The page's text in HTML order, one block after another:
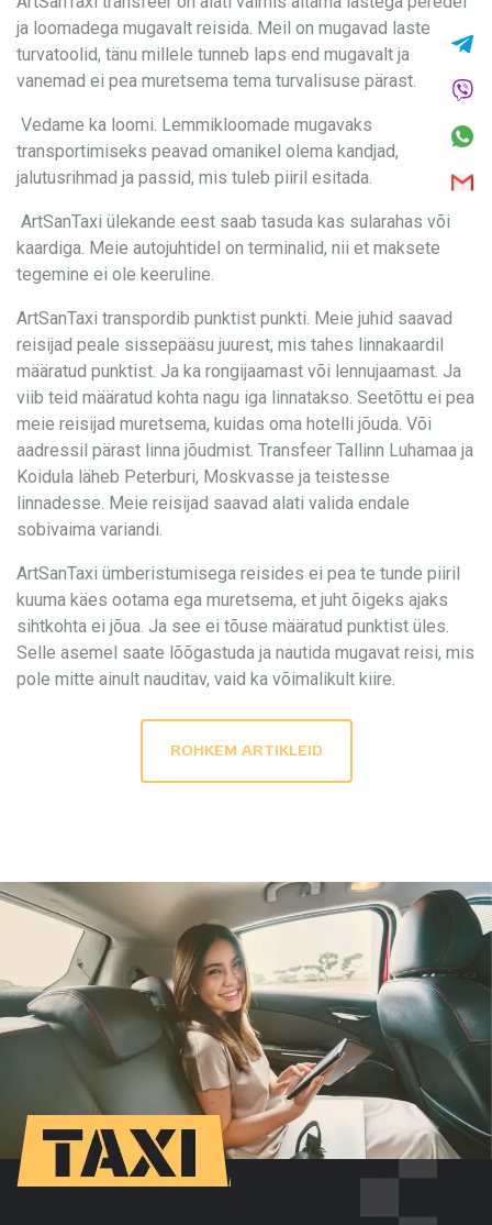
ja loomadega mugavalt reisida. Meil on mugavad laste
turvatoolid, tänu millele tunneb laps end mugavalt ja
vanemad ei pea muretsema tema turvalisuse pärast.
Vedame ka loomi. Lemmikloomade mugavaks
transportimiseks peavad omanikel olema kandjad,
jalutusrihmad ja passid, mis tuleb piiril esitada.
ArtSanTaxi ülekande eest saab tasuda kas sularahas või
kaardiga. Meie autojuhtidel on terminalid, nii et maksete
tegemine ei ole keeruline.
ArtSanTaxi transpordib punktist punkti. Meie juhid saavad
reisijad peale sissepääsu juurest, mis tahes linnakaardil
määratud punktist. Ja ka rongijaamast või lennujaamast. Ja
viib teid määratud kohta nagu iga linnatakso. Seetõttu ei pea
meie reisijad muretsema, kuidas oma hotelli jõuda. Või
aadressil pärast linna jõudmist. Transfeer Tallinn Luhamaa ja
Koidula läheb Peterburi, Moskvasse ja teistesse
linnadesse. Meie reisijad saavad alati valida endale
sobivaima variandi.
ArtSanTaxi ümberistumisega reisides ei pea te tunde piiril
kuuma käes ootama ega muretsema, et juht õigeks ajaks
sihtkohta ei jõua. Ja see ei tõuse määratud punktist üles.
Selle asemel saate lõõgastuda ja nautida mugavat reisi, mis
pole mitte ainult nauditav, vaid ka võimalikult kiire.
ROHKEM ARTIKLEID